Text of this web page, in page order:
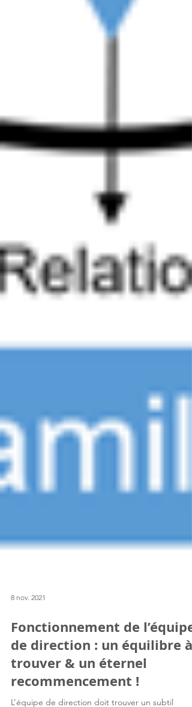
8 nov. 2021
Fonctionnement de l’équipe
de direction : un équilibre à
trouver & un éternel